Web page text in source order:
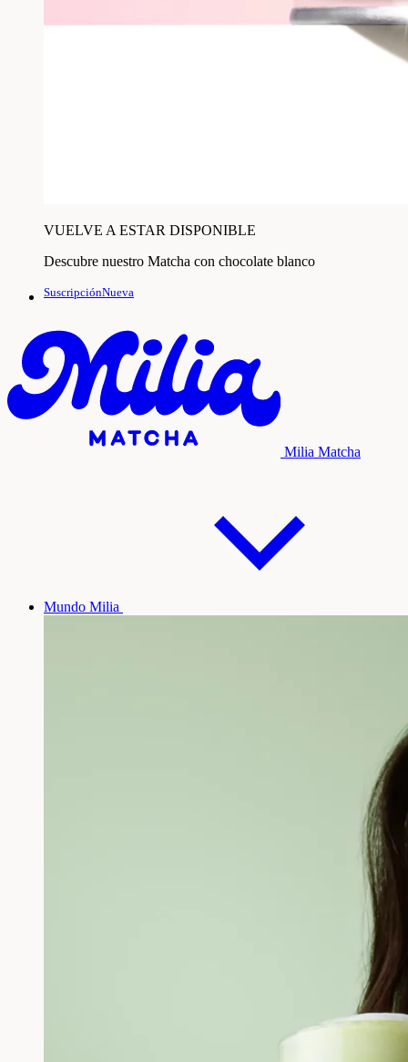
VUELVE A ESTAR DISPONIBLE
Descubre nuestro Matcha con chocolate blanco
SuscripciónNueva
Milia Matcha
Mundo Milia